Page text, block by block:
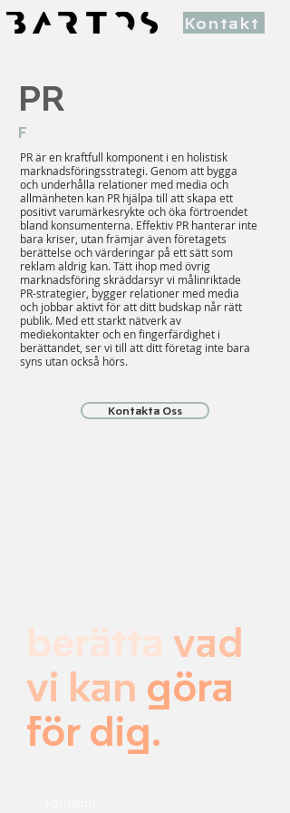
Kontakt
PR
F
PR är en kraftfull komponent i en holistisk
marknadsföringsstrategi. Genom att bygga
och underhålla relationer med media och
allmänheten kan PR hjälpa till att skapa ett
positivt varumärkesrykte och öka förtroendet
bland konsumenterna. Effektiv PR hanterar inte
bara kriser, utan främjar även företagets
berättelse och värderingar på ett sätt som
reklam aldrig kan. Tätt ihop med övrig
marknadsföring skräddarsyr vi målinriktade
PR-strategier, bygger relationer med media
och jobbar aktivt för att ditt budskap når rätt
publik. Med ett starkt nätverk av
mediekontakter och en fingerfärdighet i
berättandet, ser vi till att ditt företag inte bara
syns utan också hörs.
Kontakta Oss
berätta vad
vi kan göra
för dig.